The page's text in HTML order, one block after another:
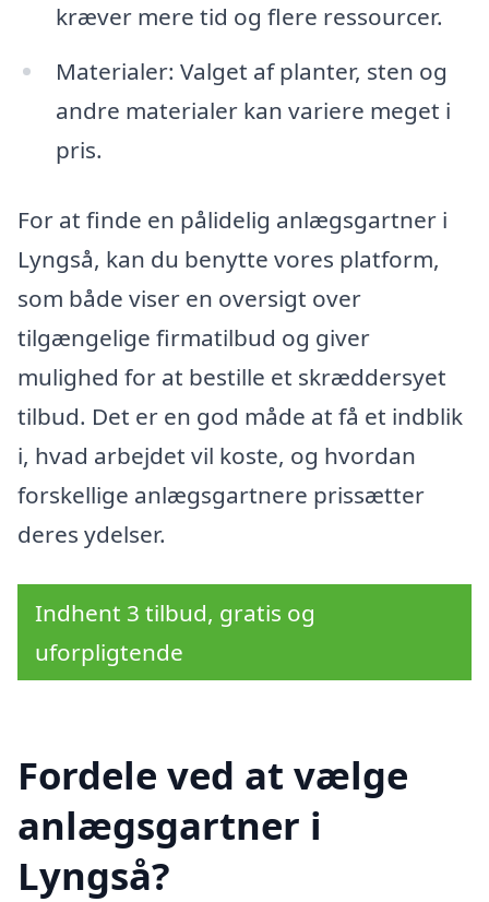
kræver mere tid og flere ressourcer.
Materialer: Valget af planter, sten og
andre materialer kan variere meget i
pris.
For at finde en pålidelig anlægsgartner i
Lyngså, kan du benytte vores platform,
som både viser en oversigt over
tilgængelige firmatilbud og giver
mulighed for at bestille et skræddersyet
tilbud. Det er en god måde at få et indblik
i, hvad arbejdet vil koste, og hvordan
forskellige anlægsgartnere prissætter
deres ydelser.
Indhent 3 tilbud, gratis og
uforpligtende
Fordele ved at vælge
anlægsgartner i
Lyngså?